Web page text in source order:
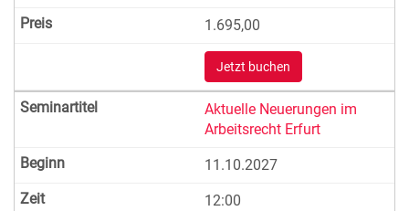
1.695,00
Jetzt buchen
Aktuelle Neuerungen im
Arbeitsrecht Erfurt
11.10.2027
12:00